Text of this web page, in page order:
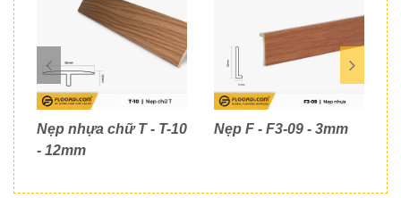
Nẹp nhựa chữ T - T-10
- 12mm
Nẹp F - F3-09 - 3mm